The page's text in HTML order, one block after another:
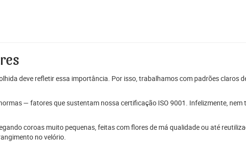
deve refletir essa importância. Por isso, trabalhamos com padrões claros
— fatores que sustentam nossa certificação ISO 9001. Infelizmente,
coroas muito pequenas, feitas com flores de má qualidade ou até
no velório.